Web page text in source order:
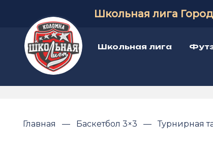
Школьная лига
Школьная лига
Главная Баскетбол 3×3 Турнирная